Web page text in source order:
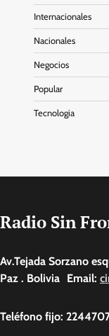
Internacionales
Nacionales
Negocios
Popular
Tecnologia
Radio Sin
Av.Tejada Sorzano
Paz . Bolivia Email:
Teléfono fijo: